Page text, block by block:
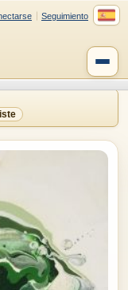
Seguimiento